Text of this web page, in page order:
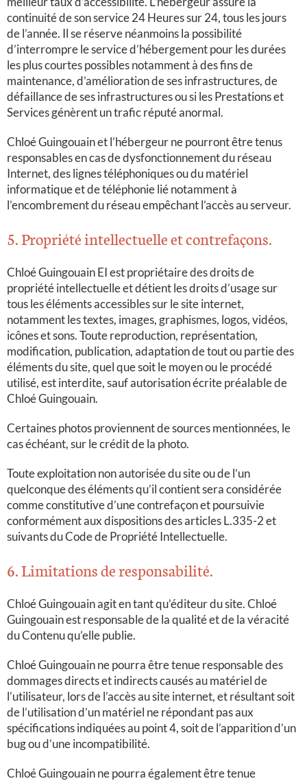
continuité de son service 24 Heures sur 24, tous les jours
de l’année. Il se réserve néanmoins la possibilité
d’interrompre le service d’hébergement pour les durées
les plus courtes possibles notamment à des fins de
maintenance, d’amélioration de ses infrastructures, de
défaillance de ses infrastructures ou si les Prestations et
Services génèrent un trafic réputé anormal.
Chloé Guingouain et l’hébergeur ne pourront être tenus
responsables en cas de dysfonctionnement du réseau
Internet, des lignes téléphoniques ou du matériel
informatique et de téléphonie lié notamment à
l’encombrement du réseau empêchant l’accès au serveur.
5. Propriété intellectuelle et contrefaçons.
Chloé Guingouain EI est propriétaire des droits de
propriété intellectuelle et détient les droits d’usage sur
tous les éléments accessibles sur le site internet,
notamment les textes, images, graphismes, logos, vidéos,
icônes et sons. Toute reproduction, représentation,
modification, publication, adaptation de tout ou partie des
éléments du site, quel que soit le moyen ou le procédé
utilisé, est interdite, sauf autorisation écrite préalable de
Chloé Guingouain.
Certaines photos proviennent de sources mentionnées, le
cas échéant, sur le crédit de la photo.
Toute exploitation non autorisée du site ou de l’un
quelconque des éléments qu’il contient sera considérée
comme constitutive d’une contrefaçon et poursuivie
conformément aux dispositions des articles L.335-2 et
suivants du Code de Propriété Intellectuelle.
6. Limitations de responsabilité.
Chloé Guingouain agit en tant qu’éditeur du site. Chloé
Guingouain est responsable de la qualité et de la véracité
du Contenu qu’elle publie.
Chloé Guingouain ne pourra être tenue responsable des
dommages directs et indirects causés au matériel de
l’utilisateur, lors de l’accès au site internet, et résultant soit
de l’utilisation d’un matériel ne répondant pas aux
spécifications indiquées au point 4, soit de l’apparition d’un
bug ou d’une incompatibilité.
Chloé Guingouain ne pourra également être tenue